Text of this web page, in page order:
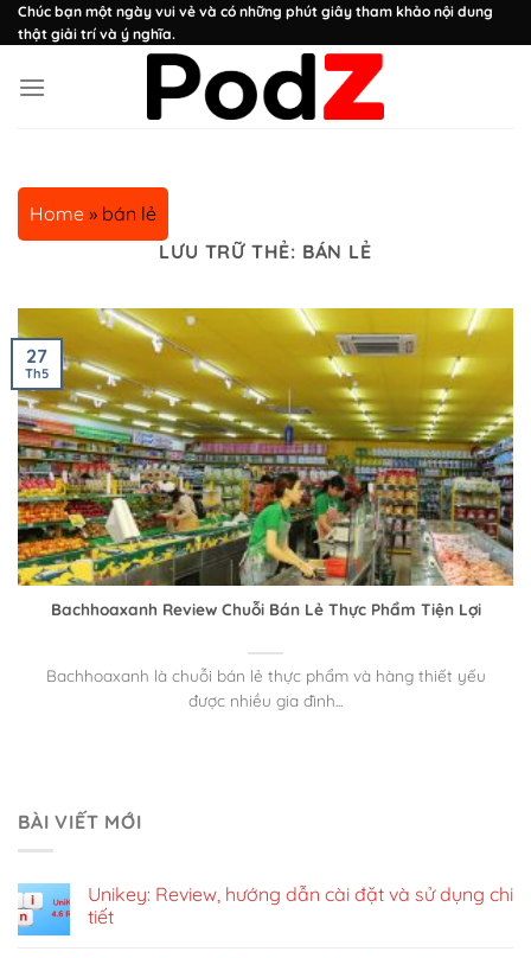
Chuyển
đến
dung
Chúc bạn một ngày vui vẻ và có những phút giây tham khảo nội dung
thật giải trí và ý nghĩa.
Home » bán lẻ
LƯU TRỮ THẺ: BÁN LẺ
Bachhoaxanh Review Chuỗi Bán Lẻ Thực Phẩm Tiện Lợi
Bachhoaxanh là chuỗi bán lẻ thực phẩm và hàng thiết yếu
được nhiều gia đình...
27
Th5
BÀI VIẾT MỚI
Unikey: Review, hướng dẫn cài đặt và sử dụng chi
tiết